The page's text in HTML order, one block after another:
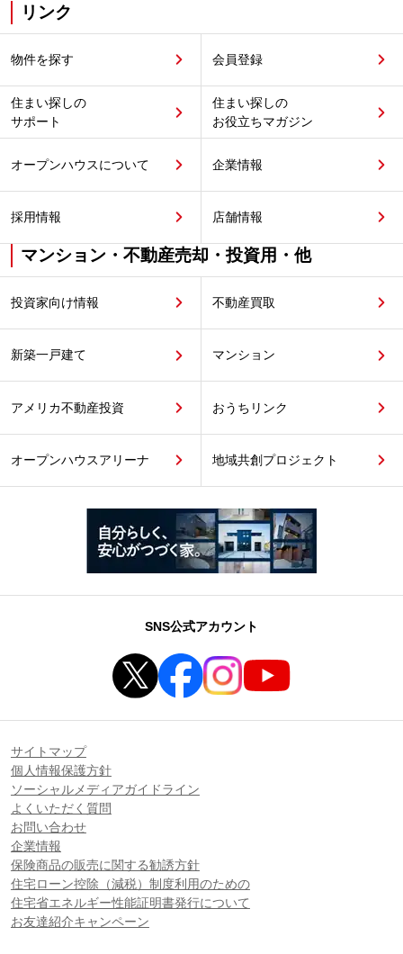
リンク
物件を探す 会員登録
住まい探しの
サポート
住まい探しの
お役立ちマガジン
オープンハウスについて 企業情報
採用情報 店舗情報
マンション・不動産売却・投資用・他
投資家向け情報 不動産買取
新築一戸建て マンション
アメリカ不動産投資 おうちリンク
オープンハウスアリーナ 地域共創プロジェクト
SNS公式アカウント
サイトマップ
個人情報保護方針
ソーシャルメディアガイドライン
よくいただく質問
お問い合わせ
企業情報
保険商品の販売に関する勧誘方針
住宅ローン控除（減税）制度利用のための
住宅省エネルギー性能証明書発行について
お友達紹介キャンペーン